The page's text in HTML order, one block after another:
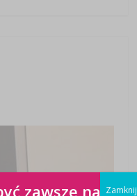
zawsze na Zamknij